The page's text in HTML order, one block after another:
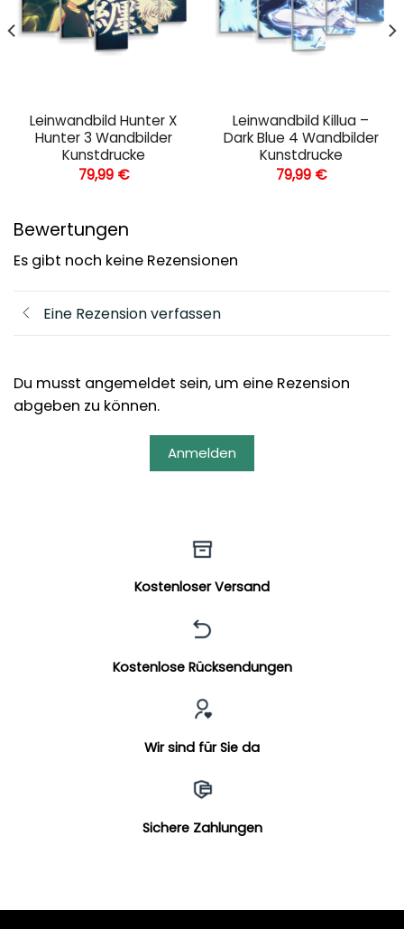
Leinwandbild Hunter X
Hunter 3 Wandbilder
Kunstdrucke
79,99 €
Leinwandbild Killua –
Dark Blue 4 Wandbilder
Kunstdrucke
79,99 €
Bewertungen
Es gibt noch keine Rezensionen
Eine Rezension verfassen
Du musst angemeldet sein, um eine Rezension
abgeben zu können.
Anmelden
Kostenloser Versand
Kostenlose Rücksendungen
Wir sind für Sie da
Sichere Zahlungen